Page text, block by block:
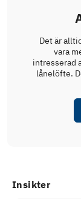
Det är
vara
intresserad
lånelöfte.
Insikter